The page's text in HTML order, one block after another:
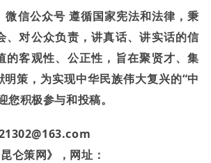
微信公众号 遵循国家宪法和法律，秉
、对公众负责，讲真话、讲实话的信
的客观性、公正性，旨在聚贤才、集
明策，为实现中华民族伟大复兴的“中
您积极参与和投稿。
仑策网》，网址：